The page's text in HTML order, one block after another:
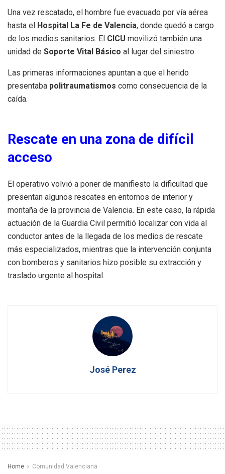
Una vez rescatado, el hombre fue evacuado por vía aérea
hasta el Hospital La Fe de Valencia, donde quedó a cargo
de los medios sanitarios. El CICU movilizó también una
unidad de Soporte Vital Básico al lugar del siniestro.
Las primeras informaciones apuntan a que el herido
presentaba politraumatismos como consecuencia de la
caída.
Rescate en una zona de difícil
acceso
El operativo volvió a poner de manifiesto la dificultad que
presentan algunos rescates en entornos de interior y
montaña de la provincia de Valencia. En este caso, la rápida
actuación de la Guardia Civil permitió localizar con vida al
conductor antes de la llegada de los medios de rescate
más especializados, mientras que la intervención conjunta
con bomberos y sanitarios hizo posible su extracción y
traslado urgente al hospital.
José Perez
Home Comunidad Valenciana